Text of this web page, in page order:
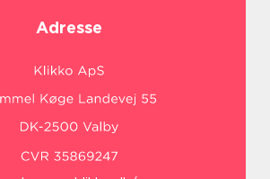
Adresse